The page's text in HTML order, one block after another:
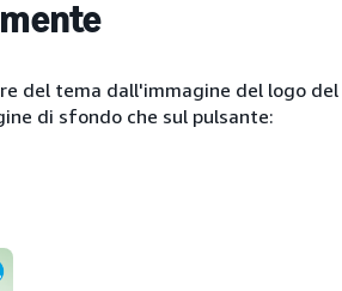
del tema dall'immagine del logo del
di sfondo che sul pulsante: